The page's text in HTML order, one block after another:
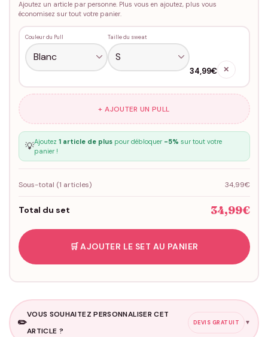
Ajoutez un article par personne. Plus vous en ajoutez, plus vous
économisez sur tout votre panier.
Couleur du Pull Taille du sweat
34,99€ ✕
+ AJOUTER UN PULL
💡Ajoutez 1 article de pluspour débloquer -5% sur tout votre
panier !
Sous-total (1 articles) 34,99€
Total du set 34,99€
🛒 AJOUTER LE SET AU PANIER
✏️
VOUS SOUHAITEZ PERSONNALISER CET
ARTICLE ?
DEVIS GRATUIT ▼